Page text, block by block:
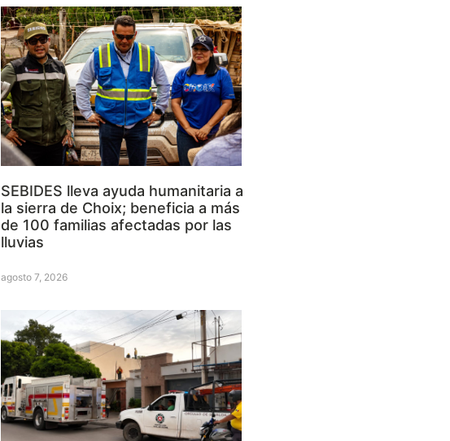
SEBIDES lleva ayuda humanitaria a
la sierra de Choix; beneficia a más
de 100 familias afectadas por las
lluvias
agosto 7, 2026